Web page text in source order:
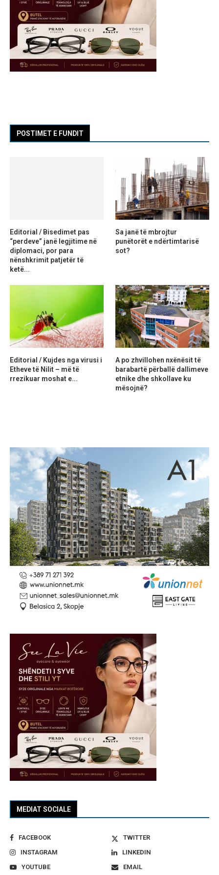
MEDIAT SOCIALE
FACEBOOK
TWITTER
INSTAGRAM
LINKEDIN
YOUTUBE
EMAIL
POSTIMET E FUNDIT
Editorial / Bisedimet pas
“perdeve” janë legjitime në
diplomaci, por para
nënshkrimit patjetër të
ketë...
Sa janë të mbrojtur
punëtorët e ndërtimtarisë
sot?
Editorial / Kujdes nga virusi i
Etheve të Nilit – më të
rrezikuar moshat e...
A po zhvillohen nxënësit të
barabartë përballë dallimeve
etnike dhe shkollave ku
mësojnë?